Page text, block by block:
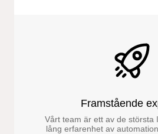
Framstående
Vårt team är ett av de största
lång erfarenhet av